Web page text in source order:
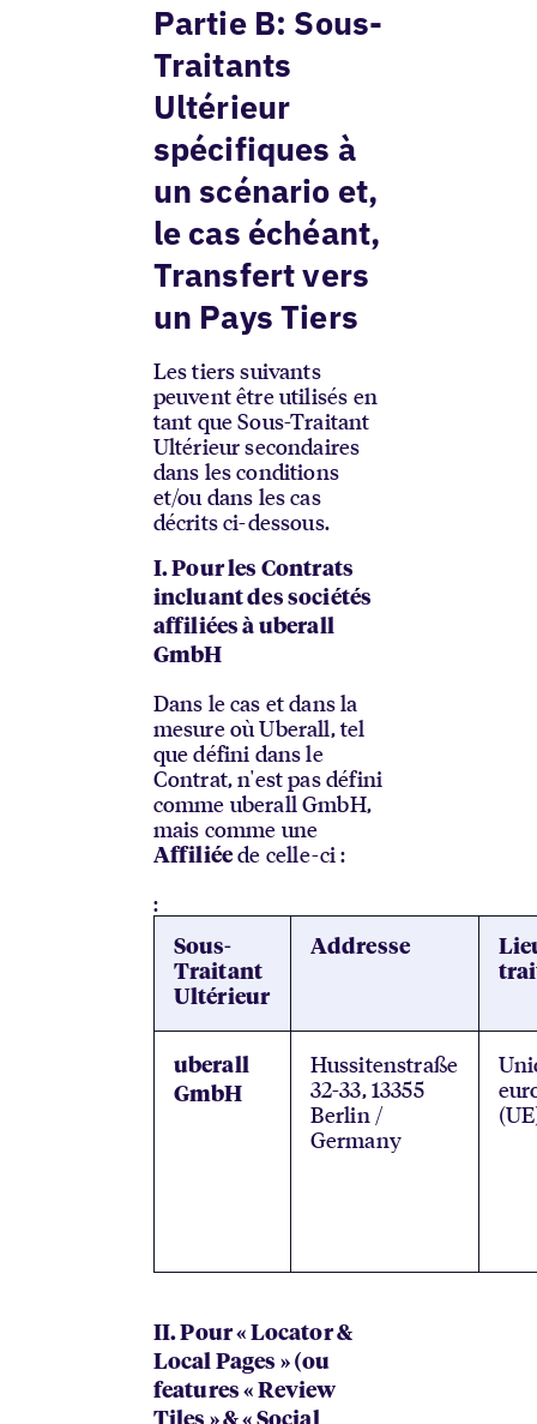
Partie B: Sous-
Traitants
Ultérieur
spécifiques à
un scénario et,
le cas échéant,
Transfert vers
un Pays Tiers
Les tiers suivants
peuvent être utilisés en
tant que Sous-Traitant
Ultérieur secondaires
dans les conditions
et/ou dans les cas
décrits ci-dessous.
I. Pour les Contrats
incluant des sociétés
affiliées à uberall
GmbH
Dans le cas et dans la
mesure où Uberall, tel
que défini dans le
Contrat, n'est pas défini
comme uberall GmbH,
mais comme une
Affiliée de celle-ci :
:
Sous-
Traitant
Ultérieur
Addresse
uberall
GmbH
Hussitenstraße
32-33, 13355
Berlin /
Germany
II. Pour « Locator &
Local Pages » (ou
features « Review